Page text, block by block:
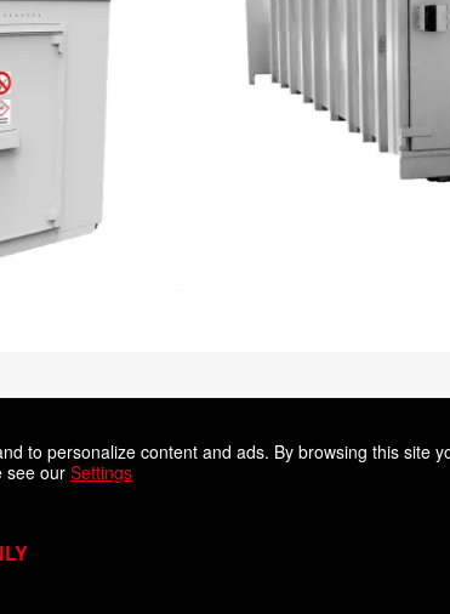
to personalize content and ads. By browsing this site
see our Settings